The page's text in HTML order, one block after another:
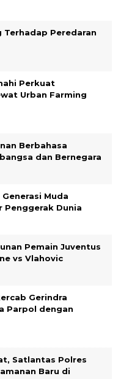
Terhadap Peredaran
Perkuat
Urban Farming
Berbahasa
dan Bernegara
Muda
Dunia
Pemain Juventus
vs Vlahovic
Gerindra
Parpol dengan
Satlantas Polres
Baru di